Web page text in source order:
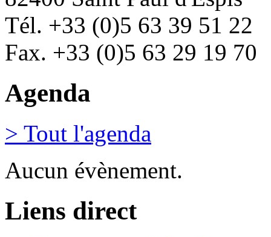
Tél. +33 (0)5 63 39 51 22
Fax. +33 (0)5 63 29 19 70
Agenda
> Tout l'agenda
Aucun évènement.
Liens direct